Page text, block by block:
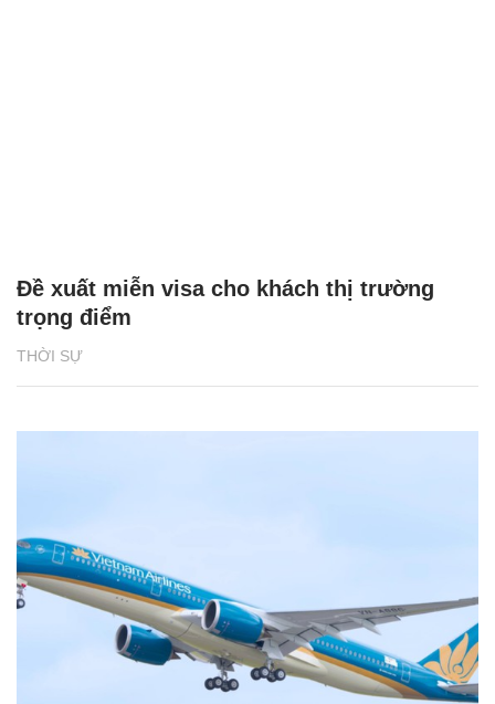
THỜI SỰ
Đề xuất miễn visa cho khách thị trường
trọng điểm